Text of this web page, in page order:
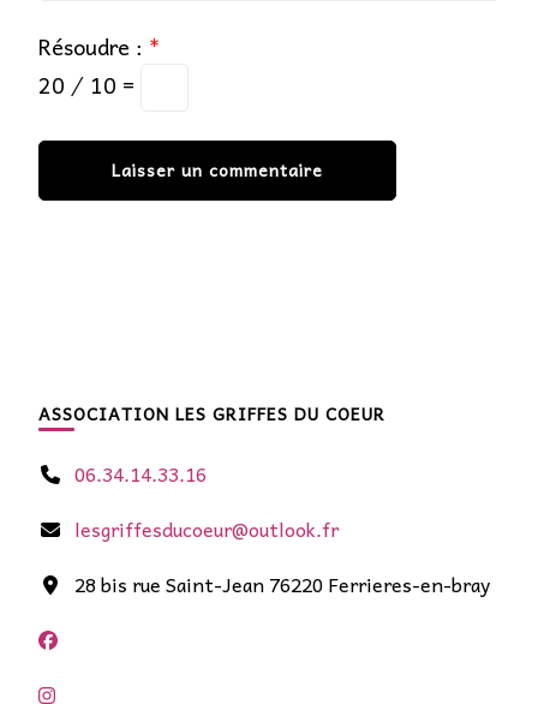
Résoudre : *
20 ⁄ 10 =
ASSOCIATION LES GRIFFES DU COEUR
06.34.14.33.16
lesgriffesducoeur@outlook.fr
28 bis rue Saint-Jean 76220 Ferrieres-en-bray